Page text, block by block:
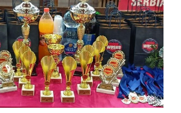
Košutnjak
Challenge
Race
Junior
2022